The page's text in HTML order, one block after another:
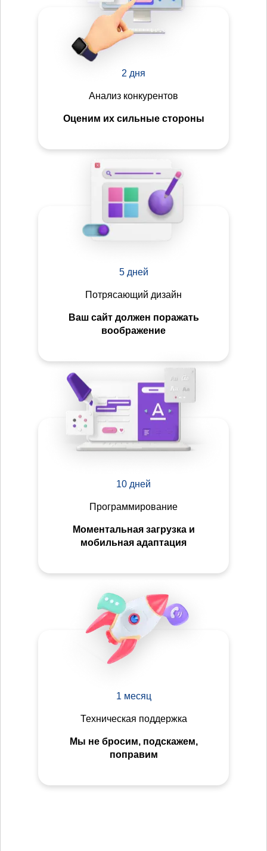
2 дня
Анализ конкурентов
Оценим их сильные стороны
5 дней
Потрясающий дизайн
Ваш сайт должен поражать
воображение
10 дней
Программирование
Моментальная загрузка и
мобильная адаптация
1 месяц
Техническая поддержка
Мы не бросим, подскажем,
поправим